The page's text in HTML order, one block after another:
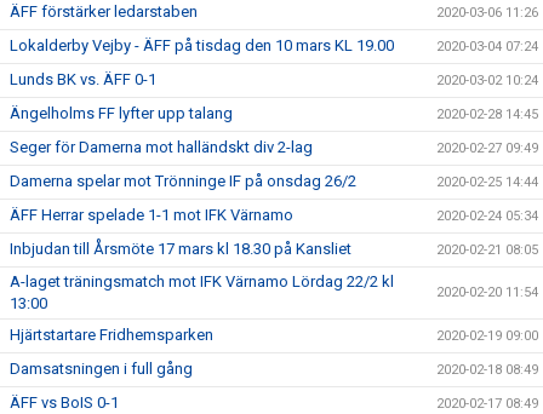
ÄFF förstärker ledarstaben 2020-03-06 11:26
Lokalderby Vejby - ÄFF på tisdag den 10 mars KL 19.00 2020-03-04 07:24
Lunds BK vs. ÄFF 0-1 2020-03-02 10:24
Ängelholms FF lyfter upp talang 2020-02-28 14:45
Seger för Damerna mot halländskt div 2-lag 2020-02-27 09:49
Damerna spelar mot Trönninge IF på onsdag 26/2 2020-02-25 14:44
ÄFF Herrar spelade 1-1 mot IFK Värnamo 2020-02-24 05:34
Inbjudan till Årsmöte 17 mars kl 18.30 på Kansliet 2020-02-21 08:05
A-laget träningsmatch mot IFK Värnamo Lördag 22/2 kl
13:00
2020-02-20 11:54
Hjärtstartare Fridhemsparken 2020-02-19 09:00
Damsatsningen i full gång 2020-02-18 08:49
ÄFF vs BoIS 0-1 2020-02-17 08:49